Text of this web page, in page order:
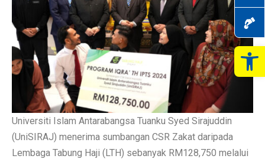
Universiti Islam Antarabangsa Tuanku Syed Sirajuddin
(UniSIRAJ) menerima sumbangan CSR Zakat daripada
Lembaga Tabung Haji (LTH) sebanyak RM128,750 melalui